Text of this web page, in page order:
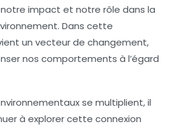
impact et notre rôle dans la
Dans cette
un vecteur de changement,
nos comportements à l’égard
se multiplient, il
à explorer cette connexion